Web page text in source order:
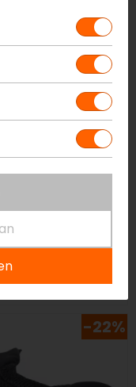
-7%
BOOM
27,99
-22%